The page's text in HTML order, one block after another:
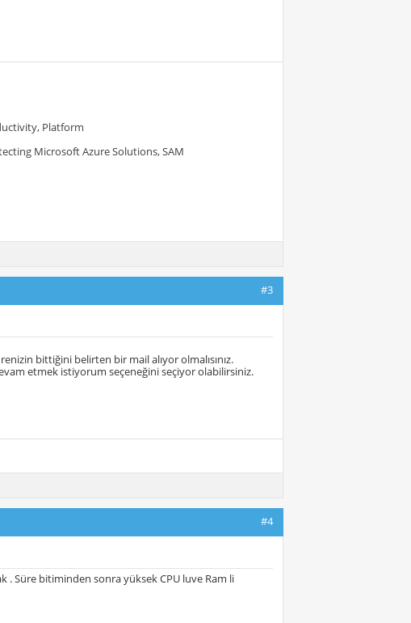
Platform
Microsoft Azure Solutions, SAM
#3
bittiğini belirten bir mail alıyor olmalısınız.
etmek istiyorum seçeneğini seçiyor olabilirsiniz.
#4
. Süre bitiminden sonra yüksek CPU luve Ram li